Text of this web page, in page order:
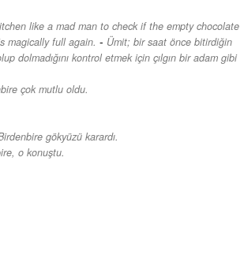
like a mad man to check if the empty chocolate
magically full again. - Ümit; bir saat önce bitirdiğin
dolmadığını kontrol etmek için çılgın bir adam gibi
çok mutlu oldu.
gökyüzü karardı.
o konuştu.